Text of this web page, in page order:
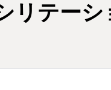
リテー